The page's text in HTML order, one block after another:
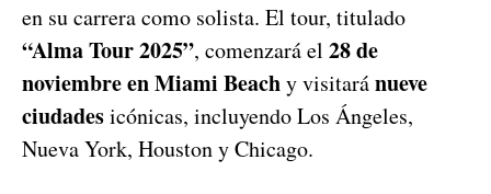
en su carrera como solista. El tour, titulado
“Alma Tour 2025”, comenzará el 28 de
noviembre en Miami Beachy visitaránueve
ciudadesicónicas, incluyendo Los Ángeles,
Nueva York, Houston y Chicago.